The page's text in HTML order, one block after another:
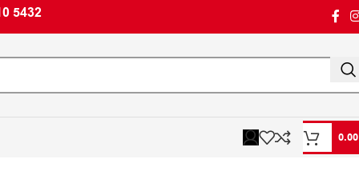
5432